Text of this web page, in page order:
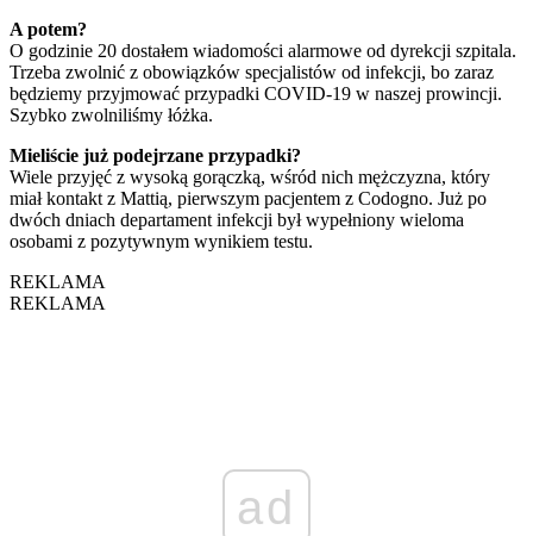
A potem?
O godzinie 20 dostałem wiadomości alarmowe od dyrekcji szpitala.
Trzeba zwolnić z obowiązków specjalistów od infekcji, bo zaraz
będziemy przyjmować przypadki COVID-19 w naszej prowincji.
Szybko zwolniliśmy łóżka.
Mieliście już podejrzane przypadki?
Wiele przyjęć z wysoką gorączką, wśród nich mężczyzna, który
miał kontakt z Mattią, pierwszym pacjentem z Codogno. Już po
dwóch dniach departament infekcji był wypełniony wieloma
osobami z pozytywnym wynikiem testu.
REKLAMA
REKLAMA
ad